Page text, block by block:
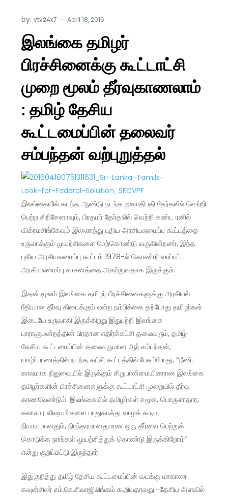
by:vtv24x7
இலங்கை தமிழர்
பிரச்சினைக்கு கூட்டாட்சி
முறை மூலம் தீர்வுகாணலாம்
: தமிழ் தேசிய
கூட்டமைப்பின் தலைவர்
சம்பந்தன் வற்புறுத்தல்
இலங்கையில் கடந்த ஆண்டு நடந்த ஜனாதிபதி தேர்தலில் வெற்றி
பெற்ற சிறிசேனாவும், பிரதமர் தேர்தலில் வெற்றி கண்ட ரனில்
விக்ரமசிங்கேவும் இணைந்து புதிய அரசியலமைப்பு கூட்டத்தை
உருவாக்கும் முயற்சிகளை மேற்கொண்டு வருகின்றனர். இந்த
புதிய அரசியலமைப்பு கூட்டம் 1978-ல் கொண்டு வரப்பட்ட
அரசியலமைப்பு சாசனத்தை அகற்றுவதாக இருக்கும்.
இதன் மூலம் இலங்கை தமிழர் பிரச்சினைகளுக்கு அரசியல்
ரீதியான தீர்வு கிடைக்கும் என்ற நம்பிக்கை தற்போது தமிழர்கள்
இடையே உருவாகி இருக்கிறது.இதுபற்றி இலங்கை
பாராளுமன்றத்தின் பிரதான எதிர்க்கட்சி தலைவரும், தமிழ்
தேசிய கூட்டமைப்பின் தலைவருமான ஆர்.சம்பந்தன்,
யாழ்ப்பாணத்தில் நடந்த கட்சி கூட்டத்தில் பேசும்போது, ‘‘நீண்ட
காலமாக நிலுவையில் இருக்கும் சிறுபான்மையினரான இலங்கை
தமிழர்களின் பிரச்சினைகளுக்கு கூட்டாட்சி முறையில் தீர்வு
காணவேண்டும். இலங்கையில் தமிழர்கள் சமூக, பொருளாதார,
கலாசார விஷயங்களை பாதுகாத்து வாழக் கூடிய
நியாயமானதும், நிரந்தரமானதுமான ஒரு தீர்வை பெற்றுக்
கொடுக்க நாங்கள் முயற்சித்துக் கொண்டு இருக்கிறோம்’’
என்று குறிப்பிட்டு இருந்தார்.
இதுகுறித்து தமிழ் தேசிய கூட்டமைப்பின் வடக்கு மாகாண
கவுன்சிலர் எம்.கே.சிவாஜிலிங்கம் கூறியதாவது:-தேசிய அளவில்